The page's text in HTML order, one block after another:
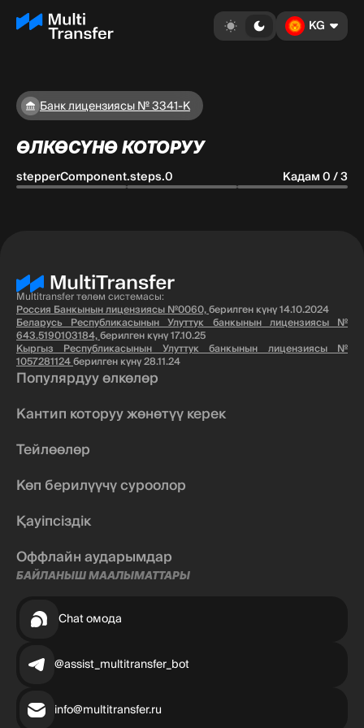
KG
Банк лицензиясы № 3341-К
ӨЛКӨСҮНӨ КОТОРУУ
stepperComponent.steps.0 Кадам 0 / 3
Multitransfer төлөм системасы:
Россия Банкынын лицензиясы №0060,берилген күнү 14.10.2024
Беларусь Республикасынын Улуттук банкынын лицензиясы №
643.5190103184,берилген күнү 17.10.25
Кыргыз Республикасынын Улуттук банкынын лицензиясы №
1057281124берилген күнү 28.11.24
Популярдуу өлкөлөр
Кантип которуу жөнөтүү керек
Тейлөөлөр
Көп берилүүчү суроолор
Қауіпсіздік
Оффлайн аударымдар
БАЙЛАНЫШ МААЛЫМАТТАРЫ
Chat омода
@assist_multitransfer_bot
info@multitransfer.ru